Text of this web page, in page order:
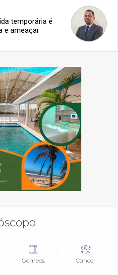
temporária é
e ameaçar
Gêmeos Câncer